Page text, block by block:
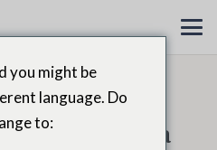
ex-Diretora
you might be
language. Do
to: